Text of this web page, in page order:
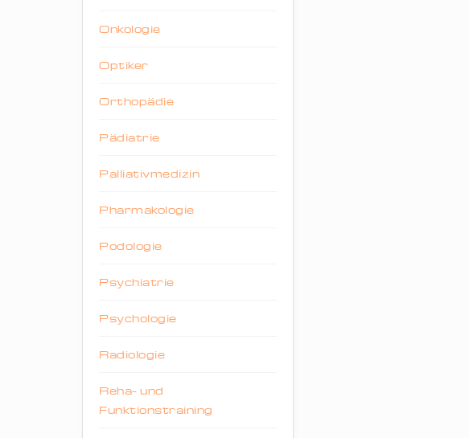
Onkologie
Optiker
Orthopädie
Pädiatrie
Palliativmedizin
Pharmakologie
Podologie
Psychiatrie
Psychologie
Radiologie
Reha- und
Funktionstraining